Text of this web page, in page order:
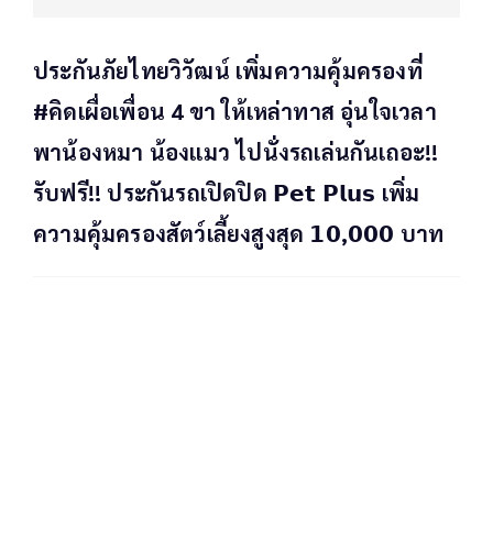
ประกันภัยไทยวิวัฒน์ เพิ่มความคุ้มครองที่
#คิดเผื่อเพื่อน 4 ขา ให้เหล่าทาส อุ่นใจเวลา
พาน้องหมา น้องแมว ไปนั่งรถเล่นกันเถอะ!!
รับฟรี!! ประกันรถเปิดปิด 𝗣𝗲𝘁 𝗣𝗹𝘂𝘀 เพิ่ม
ความคุ้มครองสัตว์เลี้ยงสูงสุด 𝟭𝟬,𝟬𝟬𝟬 บาท